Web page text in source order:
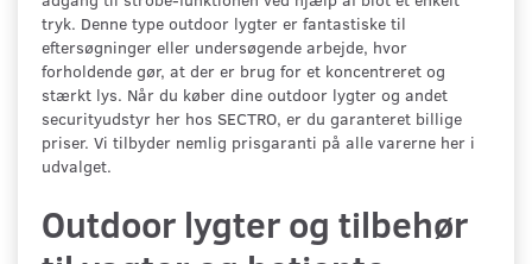
tryk. Denne type outdoor lygter er fantastiske til
eftersøgninger eller undersøgende arbejde, hvor
forholdende gør, at der er brug for et koncentreret og
stærkt lys. Når du køber dine outdoor lygter og andet
securityudstyr her hos SECTRO, er du garanteret billige
priser. Vi tilbyder nemlig prisgaranti på alle varerne her i
udvalget.
Outdoor lygter og tilbehør